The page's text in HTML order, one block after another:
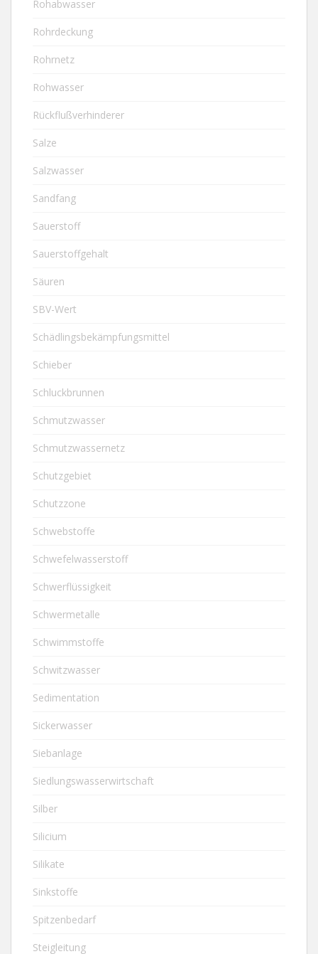
Rohabwasser
Rohrdeckung
Rohrnetz
Rohwasser
Rückflußverhinderer
Salze
Salzwasser
Sandfang
Sauerstoff
Sauerstoffgehalt
Säuren
SBV-Wert
Schädlingsbekämpfungsmittel
Schieber
Schluckbrunnen
Schmutzwasser
Schmutzwassernetz
Schutzgebiet
Schutzzone
Schwebstoffe
Schwefelwasserstoff
Schwerflüssigkeit
Schwermetalle
Schwimmstoffe
Schwitzwasser
Sedimentation
Sickerwasser
Siebanlage
Siedlungswasserwirtschaft
Silber
Silicium
Silikate
Sinkstoffe
Spitzenbedarf
Steigleitung